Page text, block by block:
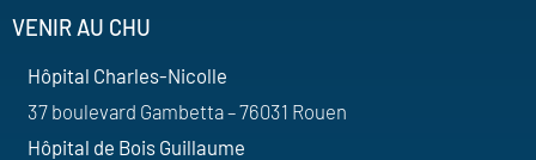
VENIR AU CHU
Hôpital Charles-Nicolle
37 boulevard Gambetta – 76031 Rouen
Hôpital de Bois Guillaume